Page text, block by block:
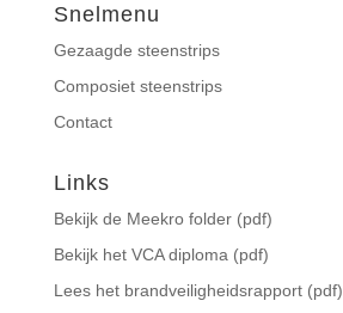
Snelmenu
Gezaagde steenstrips
Composiet steenstrips
Contact
Links
Bekijk de Meekro folder (pdf)
Bekijk het VCA diploma (pdf)
Lees het brandveiligheidsrapport (pdf)